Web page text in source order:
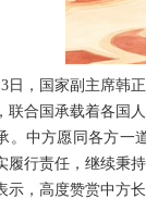
3日，国家副主席韩
联合国承载着各国
。中方愿同各方一
履行责任，继续秉
示，高度赞赏中方